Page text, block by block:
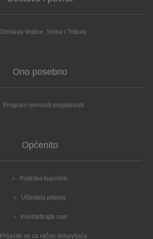
Dostava Vodice, Srima i Tribunj
Ono posebno
Program vjernosti pogodnosti
Općenito
Podrška kupcima
Učestala pitanja
Kontaktirajte nas
Prijavite se za račun dobavljača